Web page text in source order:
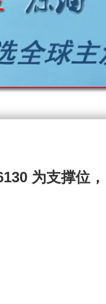
为支撑位